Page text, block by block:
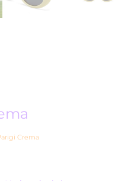
Crema